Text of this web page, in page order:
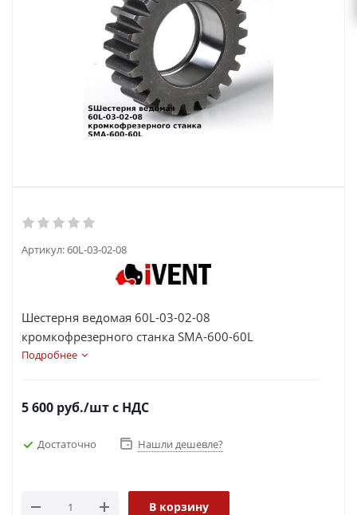
Артикул:60L-03-02-08
Шестерня ведомая 60L-03-02-08
кромкофрезерного станка SMA-600-60L
Подробнее
5 600 руб./штс НДС
Достаточно Нашли дешевле?
В корзину